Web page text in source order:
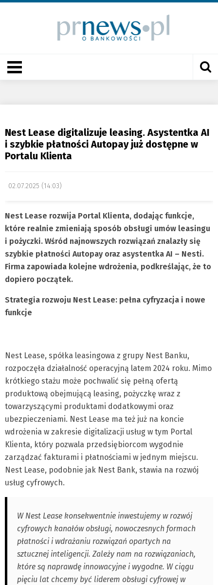
Nest Lease digitalizuje leasing. Asystentka AI
i szybkie płatności Autopay już dostępne w
Portalu Klienta
02.07.2025 (14:03)
Nest Lease rozwija Portal Klienta, dodając funkcje,
które realnie zmieniają sposób obsługi umów leasingu
i pożyczki. Wśród najnowszych rozwiązań znalazły się
szybkie płatności Autopay oraz asystentka AI – Nesti.
Firma zapowiada kolejne wdrożenia, podkreślając, że to
dopiero początek.
Strategia rozwoju Nest Lease: pełna cyfryzacja i nowe
funkcje
Nest Lease, spółka leasingowa z grupy Nest Banku,
rozpoczęła działalność operacyjną latem 2024 roku. Mimo
krótkiego stażu może pochwalić się pełną ofertą
produktową obejmującą leasing, pożyczkę wraz z
towarzyszącymi produktami dodatkowymi oraz
ubezpieczeniami. Nest Lease ma też już na koncie
wdrożenia w zakresie digitalizacji usług w tym Portal
Klienta, który pozwala przedsiębiorcom wygodnie
zarządzać fakturami i płatnościami w jednym miejscu.
Nest Lease, podobnie jak Nest Bank, stawia na rozwój
usług cyfrowych.
W Nest Lease konsekwentnie inwestujemy w rozwój
cyfrowych kanałów obsługi, nowoczesnych formach
płatności i wdrażaniu rozwiązań opartych na
sztucznej inteligencji. Zależy nam na rozwiązaniach,
które są naprawdę innowacyjne i wygodne. W ciągu
pięciu lat chcemy być liderem obsługi cyfrowej w